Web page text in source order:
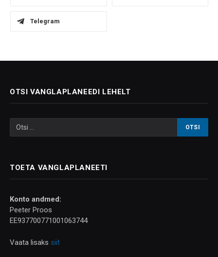
Telegram
OTSI VANGLAPLANEEDI LEHELT
TOETA VANGLAPLANEETI
Konto andmed:
Peeter Proos
EE937700771001063744
Vaata lisaks siit